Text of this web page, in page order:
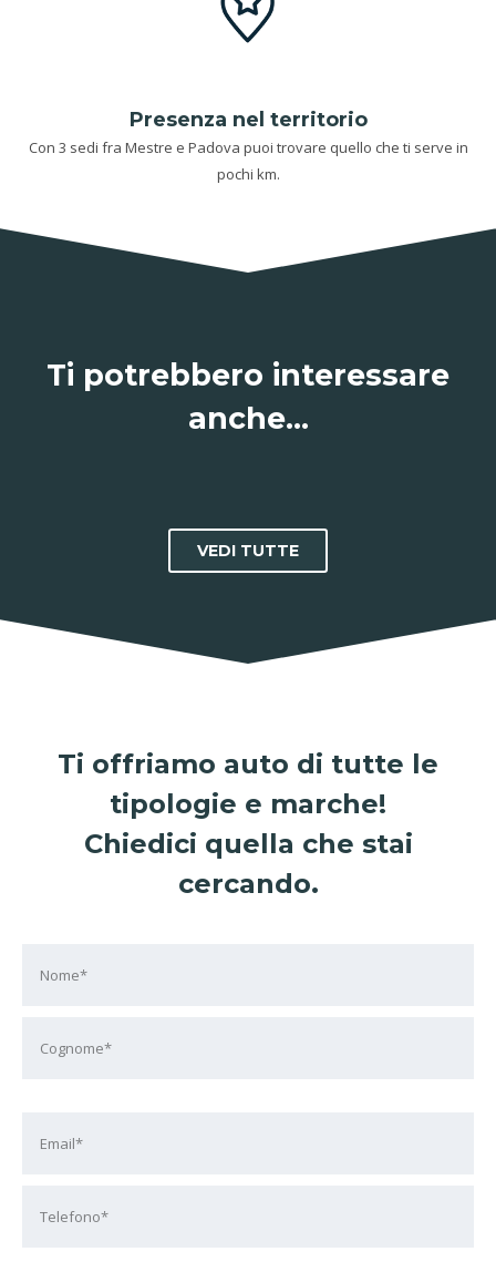
Presenza nel territorio
Con 3 sedi fra Mestre e Padova puoi trovare quello che ti serve in
pochi km.
Ti potrebbero interessare
anche…
VEDI TUTTE
Ti offriamo auto di tutte le
tipologie e marche!
Chiedici quella che stai
cercando.